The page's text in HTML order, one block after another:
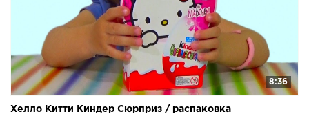
8:36
Хелло Китти Киндер Сюрприз / распаковка